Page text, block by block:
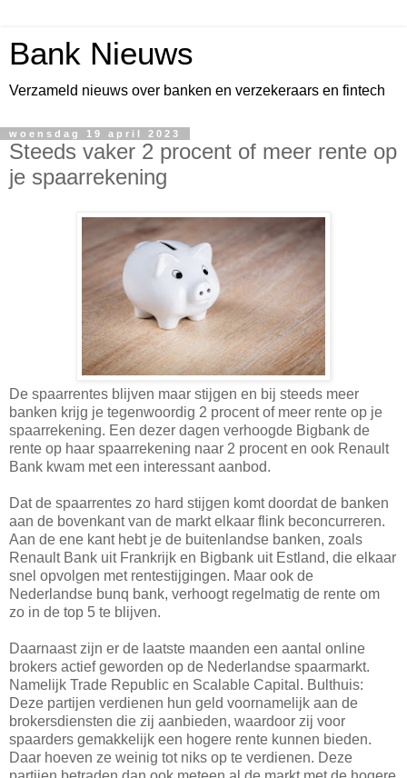
Bank Nieuws
Verzameld nieuws over banken en verzekeraars en fintech
woensdag 19 april 2023
Steeds vaker 2 procent of meer rente op
je spaarrekening
De spaarrentes blijven maar stijgen en bij steeds meer
banken krijg je tegenwoordig 2 procent of meer rente op je
spaarrekening. Een dezer dagen verhoogde Bigbank de
rente op haar spaarrekening naar 2 procent en ook Renault
Bank kwam met een interessant aanbod.
Dat de spaarrentes zo hard stijgen komt doordat de banken
aan de bovenkant van de markt elkaar flink beconcurreren.
Aan de ene kant hebt je de buitenlandse banken, zoals
Renault Bank uit Frankrijk en Bigbank uit Estland, die elkaar
snel opvolgen met rentestijgingen. Maar ook de
Nederlandse bunq bank, verhoogt regelmatig de rente om
zo in de top 5 te blijven.
Daarnaast zijn er de laatste maanden een aantal online
brokers actief geworden op de Nederlandse spaarmarkt.
Namelijk Trade Republic en Scalable Capital. Bulthuis:
Deze partijen verdienen hun geld voornamelijk aan de
brokersdiensten die zij aanbieden, waardoor zij voor
spaarders gemakkelijk een hogere rente kunnen bieden.
Daar hoeven ze weinig tot niks op te verdienen. Deze